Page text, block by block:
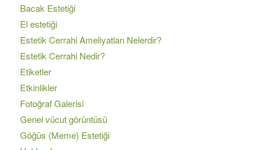
Bacak Estetiği
El estetiği
Estetik Cerrahi Ameliyatları Nelerdir?
Estetik Cerrahi Nedir?
Etiketler
Etkinlikler
Fotoğraf Galerisi
Genel vücut görüntüsü
Göğüs (Meme) Estetiği